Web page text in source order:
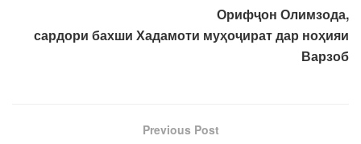
Орифҷон Олимзода,
сардори бахши Хадамоти муҳоҷират дар ноҳияи
Варзоб
Previous Post